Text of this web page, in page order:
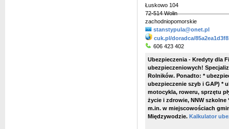
Łuskowo 104
72-514 Wolin
zachodniopomorskie
stanstypula@onet.pl
cuk.pl/doradca/
606 423 402
Ubezpieczenia - Kredyty dla
ubezpieczeniowych!
Rolników. Ponadto: *
ubezpieczenie szyb i GAP) *
motocykla, roweru, sprzętu
życie i zdrowie, NNW
m.in. w miejscowościach
Międzywodzie. Kalkulator